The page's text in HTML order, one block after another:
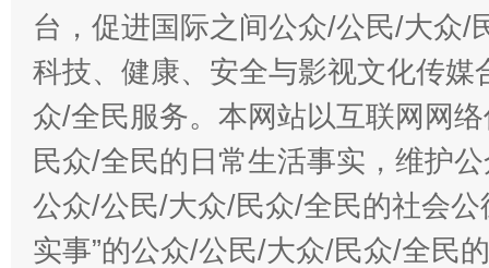
台，促进国际之间公众/公民/大众/
科技、健康、安全与影视文化传
众/全民服务。本网站以互联网网
民众/全民的日常生活事实，维护
公众/公民/大众/民众/全民的社会公
实事”的公众/公民/大众/民众/全民